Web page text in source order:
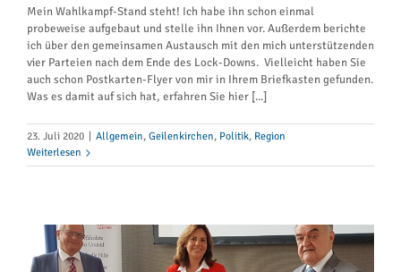
Mein Wahlkampf-Stand steht! Ich habe ihn schon einmal
probeweise aufgebaut und stelle ihn Ihnen vor. Außerdem berichte
ich über den gemeinsamen Austausch mit den mich unterstützenden
vier Parteien nach dem Ende des Lock-Downs. Vielleicht haben Sie
auch schon Postkarten-Flyer von mir in Ihrem Briefkasten gefunden.
Was es damit auf sich hat, erfahren Sie hier [...]
23. Juli 2020 Allgemein, Geilenkirchen, Politik, Region
Weiterlesen